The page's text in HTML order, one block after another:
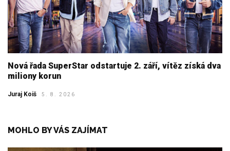
Nová řada SuperStar odstartuje 2. září, vítěz získá dva
miliony korun
Juraj Koiš 5. 8. 2026
MOHLO BY VÁS ZAJÍMAT